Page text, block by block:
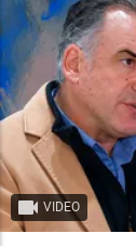
VIDEO